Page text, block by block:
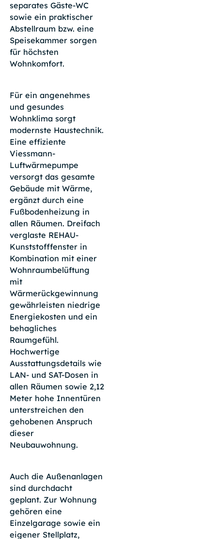
separates Gäste-WC
sowie ein praktischer
Abstellraum bzw. eine
Speisekammer sorgen
für höchsten
Wohnkomfort.
Für ein angenehmes
und gesundes
Wohnklima sorgt
modernste Haustechnik.
Eine effiziente
Viessmann-
Luftwärmepumpe
versorgt das gesamte
Gebäude mit Wärme,
ergänzt durch eine
Fußbodenheizung in
allen Räumen. Dreifach
verglaste REHAU-
Kunststofffenster in
Kombination mit einer
Wohnraumbelüftung
mit
Wärmerückgewinnung
gewährleisten niedrige
Energiekosten und ein
behagliches
Raumgefühl.
Hochwertige
Ausstattungsdetails wie
LAN- und SAT-Dosen in
allen Räumen sowie 2,12
Meter hohe Innentüren
unterstreichen den
gehobenen Anspruch
dieser
Neubauwohnung.
Auch die Außenanlagen
sind durchdacht
geplant. Zur Wohnung
gehören eine
Einzelgarage sowie ein
eigener Stellplatz,